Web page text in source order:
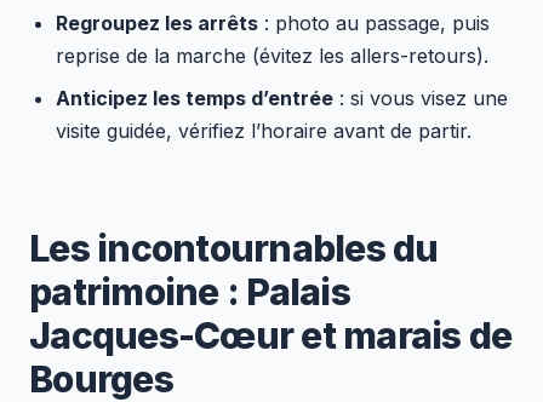
Regroupez les arrêts: photo au passage, puis
reprise de la marche (évitez les allers-retours).
Anticipez les temps d’entrée: si vous visez une
visite guidée, vérifiez l’horaire avant de partir.
Les incontournables du
patrimoine : Palais
Jacques-Cœur et marais de
Bourges